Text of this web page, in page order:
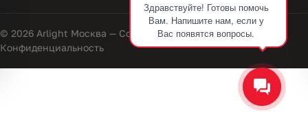
Здравствуйте! Готовы помочь
Вам. Напишите нам, если у
Вас появятся вопросы.
© 2026 Arlight Москва — Совершенство света
Конфиденциальность